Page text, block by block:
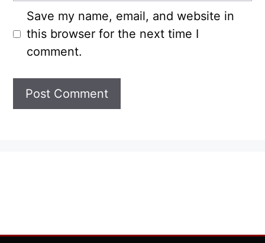
Save my name, email, and website in
this browser for the next time I
comment.